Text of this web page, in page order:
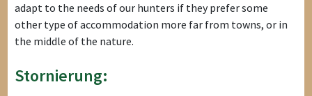
adapt to the needs of our hunters if they prefer some
other type of accommodation more far from towns, or in
the middle of the nature.
Stornierung: